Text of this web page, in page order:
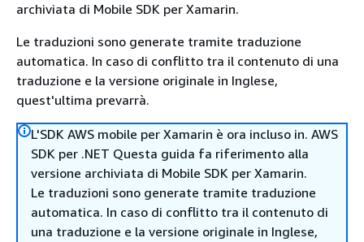
archiviata di Mobile SDK per Xamarin.
Le traduzioni sono generate tramite traduzione
automatica. In caso di conflitto tra il contenuto di una
traduzione e la versione originale in Inglese,
quest'ultima prevarrà.
L'SDK AWS mobile per Xamarin è ora incluso in. AWS
SDK per .NET Questa guida fa riferimento alla
versione archiviata di Mobile SDK per Xamarin.
Le traduzioni sono generate tramite traduzione
automatica. In caso di conflitto tra il contenuto di
una traduzione e la versione originale in Inglese,